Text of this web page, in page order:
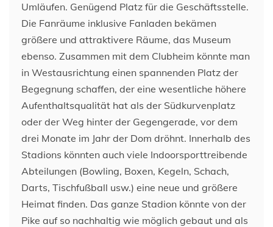
Umläufen. Genügend Platz für die Geschäftsstelle.
Die Fanräume inklusive Fanladen bekämen
größere und attraktivere Räume, das Museum
ebenso. Zusammen mit dem Clubheim könnte man
in Westausrichtung einen spannenden Platz der
Begegnung schaffen, der eine wesentliche höhere
Aufenthaltsqualität hat als der Südkurvenplatz
oder der Weg hinter der Gegengerade, vor dem
drei Monate im Jahr der Dom dröhnt. Innerhalb des
Stadions könnten auch viele Indoorsporttreibende
Abteilungen (Bowling, Boxen, Kegeln, Schach,
Darts, Tischfußball usw.) eine neue und größere
Heimat finden. Das ganze Stadion könnte von der
Pike auf so nachhaltig wie möglich gebaut und als